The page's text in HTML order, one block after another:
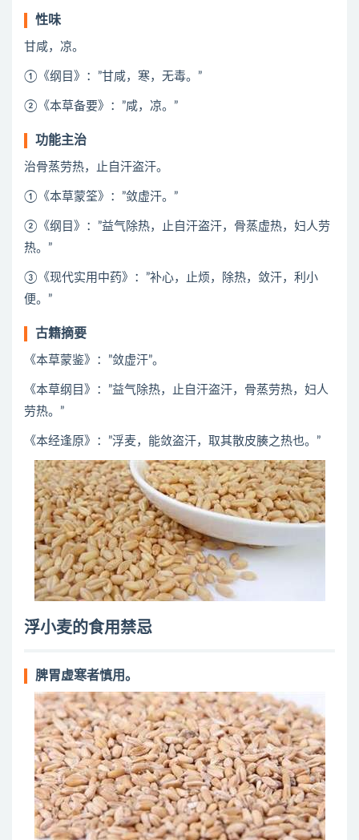
性味
甘咸，凉。
①《纲目》：”甘咸，寒，无毒。”
②《本草备要》：”咸，凉。”
功能主治
治骨蒸劳热，止自汗盗汗。
①《本草蒙筌》：”敛虚汗。”
②《纲目》：”益气除热，止自汗盗汗，骨蒸虚热，妇人劳
热。”
③《现代实用中药》：”补心，止烦，除热，敛汗，利小
便。”
古籍摘要
《本草蒙鉴》：”敛虚汗”。
《本草纲目》：”益气除热，止自汗盗汗，骨蒸劳热，妇人
劳热。”
《本经逢原》：”浮麦，能敛盗汗，取其散皮腠之热也。”
浮小麦的食用禁忌
脾胃虚寒者慎用。